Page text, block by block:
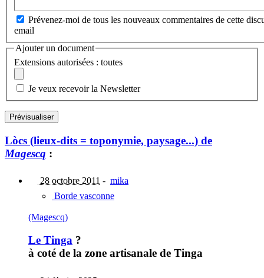
Prévenez-moi de tous les nouveaux commentaires de cette
email
Ajouter un document
Extensions autorisées : toutes
Je veux recevoir la Newsletter
Lòcs (lieux-dits = toponymie, paysage...) de
Magescq :
28 octobre 2011 - mika
Borde vasconne
(Magescq)
Le Tinga ?
à coté de la zone artisanale de Tinga